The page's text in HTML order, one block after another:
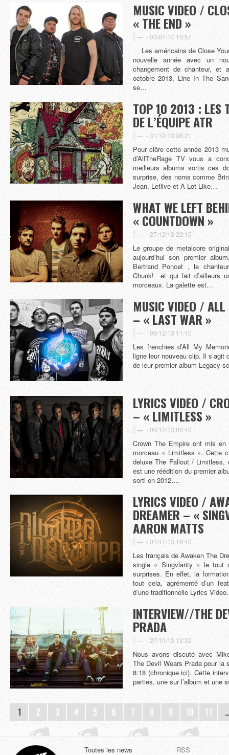
MUSIC VIDEO /
« THE END »
-03/01/14 16:57
Les américains de Close
nouvelle année avec un
changement de chanteur, et
octobre 2013, Line In The
se…
TOP 10 2013 : LES
DE L’ÉQUIPE ATR
- 31/12/13 08:21
Pour clôre cette année 2013
d’AllTheRage TV vous a
meilleurs albums sortis ces
surprise, des noms comme
Jean, Letlive et A Lot Like…
WHAT WE LEFT
« COUNTDOWN »
- 27/12/13 22:15
Le groupe de metalcore
aujourd’hui son premier
Bertrand Poncet , le
Chunk! et qui fait d’ailleurs
morceaux. La galette est…
MUSIC VIDEO /
– « LAST WAR »
-09/12/13 11:10
Les frenchies d’All My
ligne leur nouveau clip. Il s’agit
de leur premier album Legacy
LYRICS VIDEO /
– « LIMITLESS »
-09/12/13 00:40
Crown The Empire ont mis
morceau « Limitless ». Cette
deluxe The Fallout / Limitless,
est une réédition du premier
sorti en 2012….
LYRICS VIDEO /
DREAMER – «
AARON MATTS
-01/11/13 16:40
Les français de Awaken The
single « Singvlarity » le tout
surprises. En effet, la
tout cela, agrémenté d’un
d’une traditionnelle Lyrics
INTERVIEW//THE
PRADA
- 27/10/13 12:32
Nous avons discuté avec
The Devil Wears Prada pour la
8:18 (chronique ici). Cette
parties, une sur l’album et une
1 2 3 4 5 6 7 8 9 10 11
Toutes les news
RSS